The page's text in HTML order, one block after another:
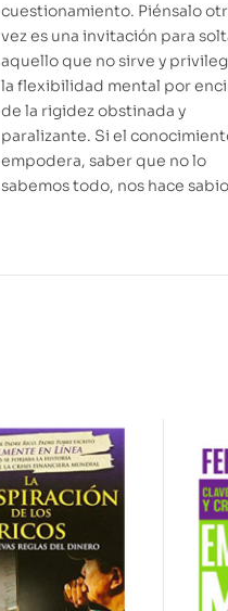
cuestionamiento. Piénsalo
vez es una invitación para
aquello que no sirve y
la flexibilidad mental por
de la rigidez obstinada y
paralizante. Si el
empodera, saber que no lo
sabemos todo, nos hace